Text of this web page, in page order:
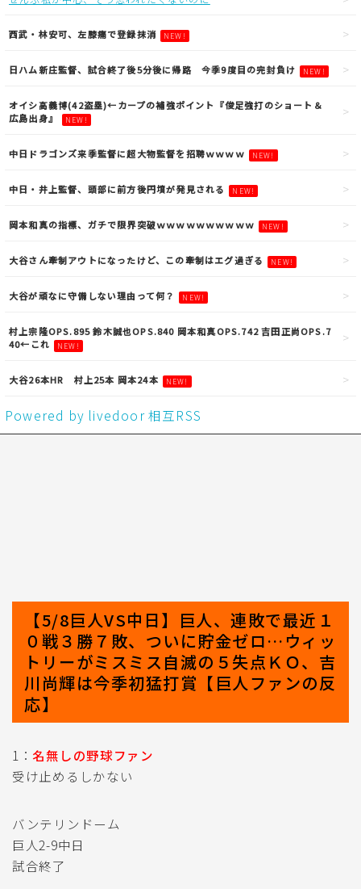
西武・林安可、左膝痛で登録抹消 NEW!
日ハム新庄監督、試合終了後5分後に帰路 今季9度目の完封負け NEW!
オイシ高義博(42盗塁)←カープの補強ポイント『俊足強打のショート＆
広島出身』
NEW!
中日ドラゴンズ来季監督に超大物監督を招聘ｗｗｗｗ NEW!
中日・井上監督、頭部に前方後円墳が発見される NEW!
岡本和真の指標、ガチで限界突破ｗｗｗｗｗｗｗｗｗｗ NEW!
大谷さん牽制アウトになったけど、この牽制はエグ過ぎる NEW!
大谷が頑なに守備しない理由って何？ NEW!
村上宗隆OPS.895 鈴木誠也OPS.840 岡本和真OPS.742 吉田正尚OPS.7
40←これ
NEW!
大谷26本HR 村上25本 岡本24本 NEW!
Powered by livedoor 相互RSS
【5/8巨人VS中日】巨人、連敗で最近１
０戦３勝７敗、ついに貯金ゼロ…ウィッ
トリーがミスミス自滅の５失点ＫＯ、吉
川尚輝は今季初猛打賞【巨人ファンの反
応】
1： 名無しの野球ファン
受け止めるしかない
バンテリンドーム
巨人2-9中日
試合終了